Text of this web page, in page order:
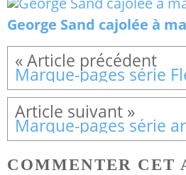
George Sand cajolée à
Marque-pages série
Marque-pages série
COMMENTER CET